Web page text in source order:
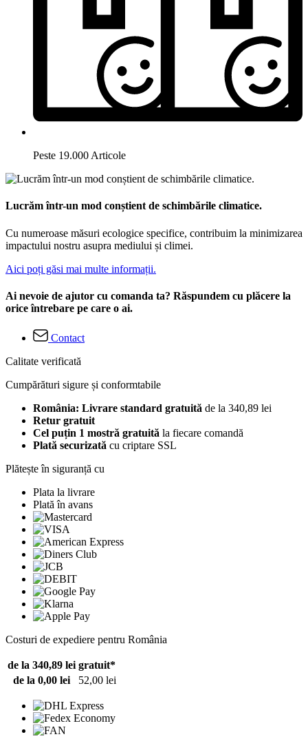
Peste 19.000 Articole
Lucrăm într-un mod conștient de schimbările climatice.
Cu numeroase măsuri ecologice specifice, contribuim la minimizarea
impactului nostru asupra mediului și climei.
Aici poți găsi mai multe informații.
Ai nevoie de ajutor cu comanda ta? Răspundem cu plăcere la
orice întrebare pe care o ai.
Contact
Calitate verificată
Cumpărături sigure și conformtabile
România: Livrare standard gratuită de la 340,89 lei
Retur gratuit
Cel puțin 1 mostră gratuită la fiecare comandă
Plată securizată cu criptare SSL
Plătește în siguranță cu
Plata la livrare
Plată în avans
Costuri de expediere pentru România
de la 340,89 lei gratuit*
de la 0,00 lei
52,00 lei